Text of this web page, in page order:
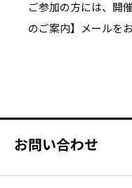
ご参加の方には、開
のご案内】メールを
お問い合わせ